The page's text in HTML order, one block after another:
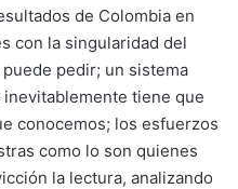
de Colombia en
con la singularidad del
pedir; un sistema
tiene que
conocemos; los esfuerzos
como lo son quienes
la lectura, analizando